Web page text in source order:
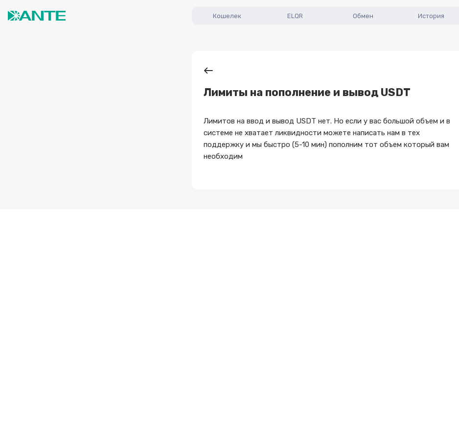
Кошелек ELQR Обмен История
Лимиты на пополнение и вывод USDT
Лимитов на ввод и вывод USDT нет. Но если у вас большой объем и в
системе не хватает ликвидности можете написать нам в тех
поддержку и мы быстро (5-10 мин) пополним тот объем который вам
необходим